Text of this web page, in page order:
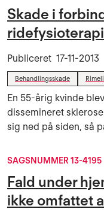
Skade i
ridefysioterapi
Publiceret 17-11-2013
Behandlingsskade
En 55-årig kvinde
dissemineret
sig ned på siden, så
SAGSNUMMER 13-4195
Fald under
ikke omfattet